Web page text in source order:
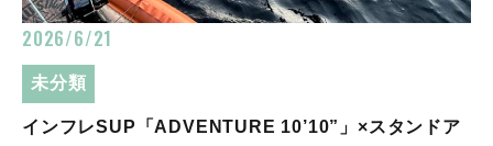
2026/6/21
未分類
インフレSUP「ADVENTURE 10’10”」×スタンドア